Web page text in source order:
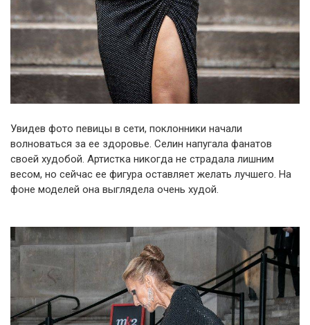
Увидев фото певицы в сети, поклонники начали
волноваться за ее здоровье. Селин напугала фанатов
своей худобой. Артистка никогда не страдала лишним
весом, но сейчас ее фигура оставляет желать лучшего. На
фоне моделей она выглядела очень худой.